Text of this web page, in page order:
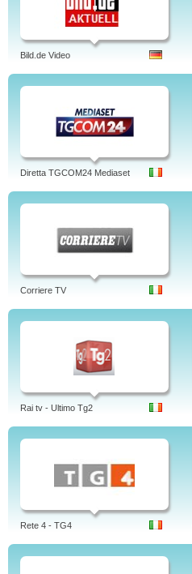
Bild.de Video
Diretta TGCOM24 Mediaset
Corriere TV
Rai tv - Ultimo Tg2
Rete 4 - TG4